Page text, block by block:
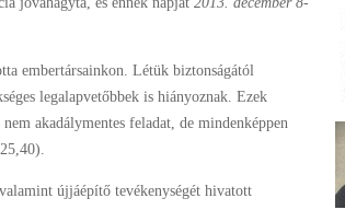
embertársainkon. Létük biztonságától
legalapvetőbbek is hiányoznak. Ezek
akadálymentes feladat, de mindenképpen
újjáépítő tevékenységét hivatott